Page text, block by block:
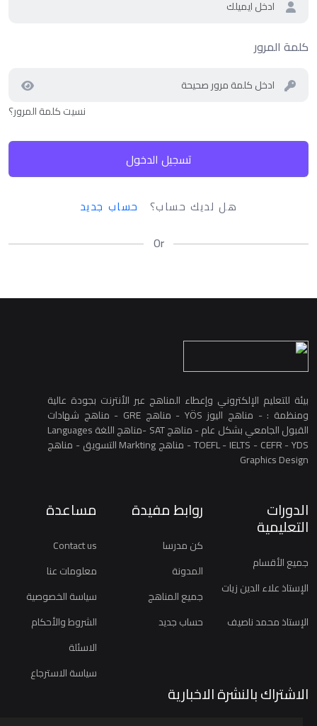
كلمة المرور
نسيت كلمة المرور؟
تسجيل الدخول
هل لديك حساب؟ حساب جديد
Or
بيئة للتعليم الإلكتروني وإعطاء المناهج عبر الأنترنت بجودة عالية
ومنظمة : - مناهج اليوز YÖS - مناهج GRE - مناهج شهادات
القبول الجامعي بشكل عام - مناهج SAT -مناهج اللغة Languages
TOEFL - IELTS - CEFR - YDS - مناهج Markting التسويق - مناهج
Graphics Design
الدورات
التعليمية
جميع الأقسام
الإستاذ علاء الدين زيات
الإستاذ محمد ناصيف
روابط مفيدة
كن مدرسا
المدونة
جميع المناهج
حساب جديد
مساعدة
Contact us
معلومات عنا
سياسة الخصوصية
الشروط والأحكام
الاسئلة
سياسة الاسترجاع
الاشتراك بالنشرة الاخبارية